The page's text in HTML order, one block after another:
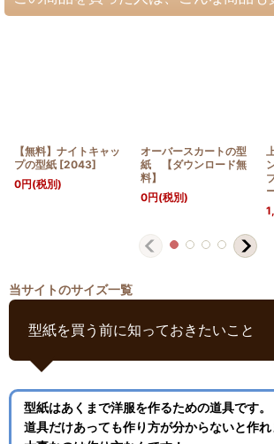
【無料】ナイトキャッ
プの型紙 [2043]
0円(税別)
オーバースカートの型
紙 【ダウンロード無
料】
0円(税別)
当サイトのサイズ一覧
型紙を買う前に知っておきたいこと
型紙はあくまで洋服を作るための道具です。
道具だけあっても作り方が分からないと作れ